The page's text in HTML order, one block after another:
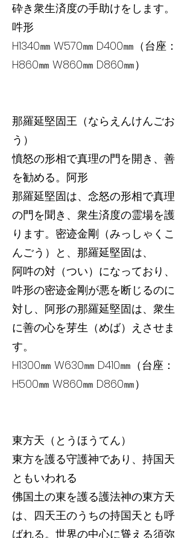
砕き衆生済度の手助けをします。
吽形
H1340㎜ W570㎜ D400㎜（台座：
H860㎜ W860㎜ D860㎜）
那羅延堅固王（ならえんけんごお
う）
憤怒の形相で真理の門を開き、善
を勧める。阿形
那羅延堅固は、念怒の形相で真理
の門を聞き、衆生済度の霊場を護
ります。密迹金剛（みっしゃくこ
んごう）と、那羅延堅固は、
阿吽の対（つい）になっており、
吽形の密迹金剛が悪を断じるのに
対し、阿形の那羅延堅固は、衆生
に善の心を芽生（めば）えさせま
す。
H1300㎜ W630㎜ D410㎜（台座：
H500㎜ W860㎜ D860㎜）
東方天（とうほうてん）
東方を護る守護神であり、持国天
ともいわれる
佛国土の東を護る護法神の東方天
は、四天王のうちの持国天とも呼
ばれる。世界の中心に聳える須弥